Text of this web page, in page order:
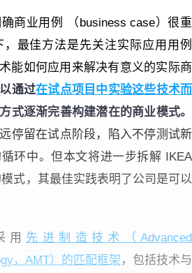
商业用例 （business case）很重
最佳方法是先关注实际应用用例
能如何应用来解决有意义的实际商
通过在试点项目中实验这些技术而
式逐渐完善构建潜在的商业模式。
停留在试点阶段，陷入不停测试新
环中。但本文将进一步拆解 IKEA
式，其最佳实践表明了公司是可以
用 先进制造技术（Advanced
，AMT）的匹配框架 ，包括技术与